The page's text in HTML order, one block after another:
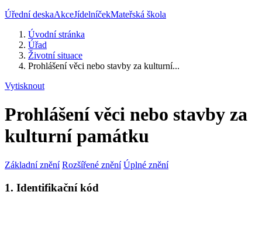
Úřední deskaAkceJídelníčekMateřská škola
Úvodní stránka
Úřad
Životní situace
Prohlášení věci nebo stavby za kulturní...
Vytisknout
Prohlášení věci nebo stavby za
kulturní památku
Základní znění Rozšířené znění Úplné znění
1. Identifikační kód